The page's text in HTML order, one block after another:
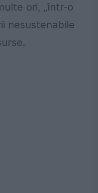
ori, „într-o
nesustenabile